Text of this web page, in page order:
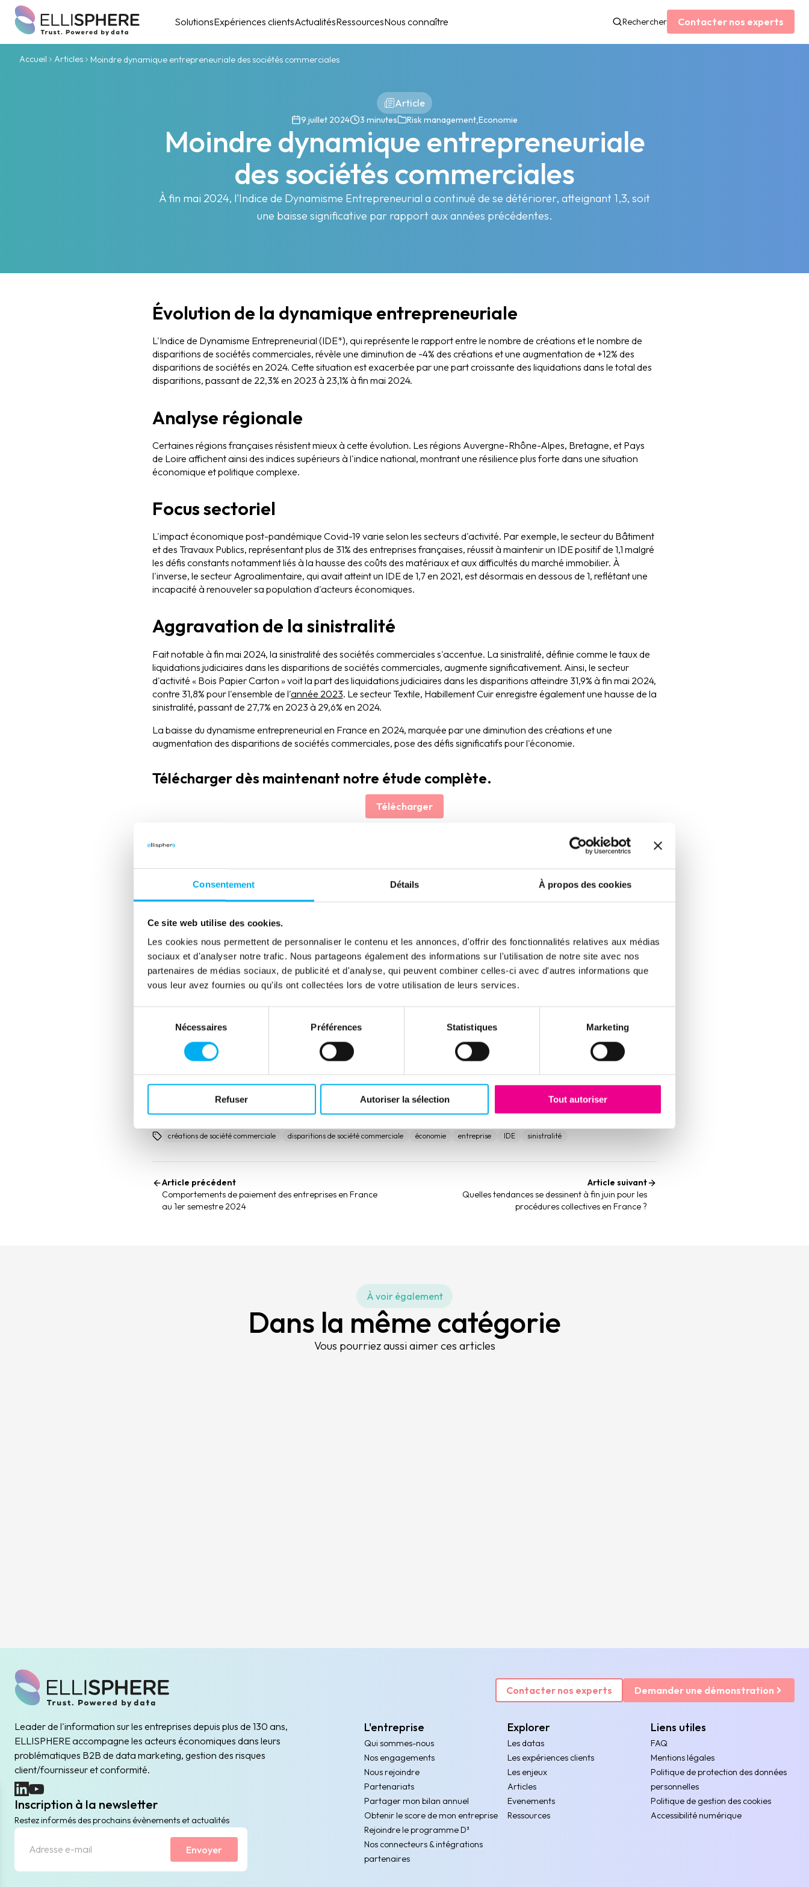
Consentement Détails À propos des cookies
Ce site web utilise des cookies.
Les cookies nous permettent de personnaliser le contenu et les annonces, d'offrir des fonctionnalités relatives aux médias
sociaux et d'analyser notre trafic. Nous partageons également des informations sur l'utilisation de notre site avec nos
partenaires de médias sociaux, de publicité et d'analyse, qui peuvent combiner celles-ci avec d'autres informations que
vous leur avez fournies ou qu'ils ont collectées lors de votre utilisation de leurs services.
consentement
Nécessaires Préférences Statistiques Marketing
Refuser Autoriser la sélection Tout autoriser
SolutionsExpériences clientsActualitésRessourcesNous connaître Rechercher Contacter nos experts
Accueil Articles Moindre dynamique entrepreneuriale des sociétés commerciales
Article
9 juillet 2024 3 minutes Risk management,Economie
Moindre dynamique entrepreneuriale
des sociétés commerciales
À fin mai 2024, l'Indice de Dynamisme Entrepreneurial a continué de se détériorer, atteignant 1,3, soit
une baisse significative par rapport aux années précédentes.
Évolution de la dynamique entrepreneuriale
L'Indice de Dynamisme Entrepreneurial (IDE*), qui représente le rapport entre le nombre de créations et le nombre de
disparitions de sociétés commerciales, révèle une diminution de -4% des créations et une augmentation de +12% des
disparitions de sociétés en 2024. Cette situation est exacerbée par une part croissante des liquidations dans le total des
disparitions, passant de 22,3% en 2023 à 23,1% à fin mai 2024​​.
Analyse régionale
Certaines régions françaises résistent mieux à cette évolution. Les régions Auvergne-Rhône-Alpes, Bretagne, et Pays
de Loire affichent ainsi des indices supérieurs à l'indice national, montrant une résilience plus forte dans une situation
économique et politique complexe​.
Focus sectoriel
L'impact économique post-pandémique Covid-19 varie selon les secteurs d'activité. Par exemple, le secteur du Bâtiment
et des Travaux Publics, représentant plus de 31% des entreprises françaises, réussit à maintenir un IDE positif de 1,1 malgré
les défis constants notamment liés à la hausse des coûts des matériaux et aux difficultés du marché immobilier. À
l'inverse, le secteur Agroalimentaire, qui avait atteint un IDE de 1,7 en 2021, est désormais en dessous de 1, reflétant une
incapacité à renouveler sa population d'acteurs économiques​.
Aggravation de la sinistralité
Fait notable à fin mai 2024, la sinistralité des sociétés commerciales s'accentue. La sinistralité, définie comme le taux de
liquidations judiciaires dans les disparitions de sociétés commerciales, augmente significativement. Ainsi, le secteur
d'activité « Bois Papier Carton » voit la part des liquidations judiciaires dans les disparitions atteindre 31,9% à fin mai 2024,
contre 31,8% pour l'ensemble de l'année 2023. Le secteur Textile, Habillement Cuir enregistre également une hausse de la
sinistralité, passant de 27,7% en 2023 à 29,6% en 2024​.
La baisse du dynamisme entrepreneurial en France en 2024, marquée par une diminution des créations et une
augmentation des disparitions de sociétés commerciales, pose des défis significatifs pour l'économie.
Télécharger dès maintenant notre étude complète.
Télécharger
d'activité.
*Indice de Dynamisme Entrepreneurial (IDE) : rapport entre le nombre de créations et le nombre de disparitions de
société commerciale, sur une zone géographique, un secteur d'activité donné.
Partager cet article (nouvelle fenêtre)
(nouvelle fenêtre)
(nouvelle fenêtre)
(nouvelle fenêtre)
(nouvelle fenêtre)
(nouvelle fenêtre)
(nouvelle fenêtre)
Clara Bachelet
créations de société commerciale disparitions de société commerciale économie entreprise IDE sinistralité
Article précédent
Comportements de paiement des entreprises en France
au 1er semestre 2024
Article suivant
Quelles tendances se dessinent à fin juin pour les
procédures collectives en France ?
À voir également
Dans la même catégorie
Vous pourriez aussi aimer ces articles
Contacter nos experts Demander une démonstration
Leader de l'information sur les entreprises depuis plus de 130 ans,
ELLISPHERE accompagne les acteurs économiques dans leurs
problématiques B2B de data marketing, gestion des risques
client/fournisseur et conformité.
(nouvelle fenêtre)
(nouvelle fenêtre)
Inscription à la newsletter
Restez informés des prochains évènements et actualités
Envoyer
L'entreprise
Qui sommes-nous
Nos engagements
Nous rejoindre
Partenariats
Partager mon bilan annuel
Obtenir le score de mon entreprise
Rejoindre le programme D³
Nos connecteurs & intégrations
partenaires
Explorer
Les datas
Les expériences clients
Les enjeux
Articles
Evenements
Ressources
Liens utiles
FAQ
Mentions légales
Politique de protection des données
personnelles
Politique de gestion des cookies
Accessibilité numérique